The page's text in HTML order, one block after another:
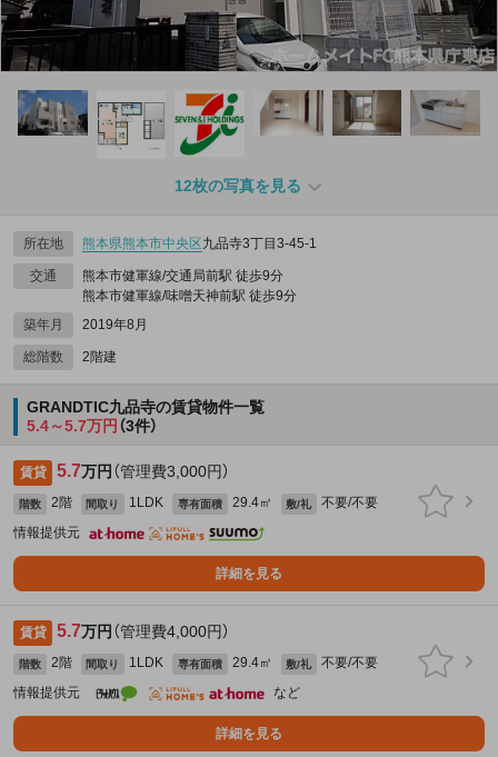
12枚の写真を見る
所在地 熊本県熊本市中央区九品寺3丁目3-45‐1
交通
熊本市健軍線/交通局前駅 徒歩9分
熊本市健軍線/味噌天神前駅 徒歩9分
築年月
2019年8月
総階数 2階建
GRANDTIC九品寺の賃貸物件一覧
5.4～5.7万円 （3件）
賃貸 5.7万円 （管理費3,000円）
階数 2階 間取り 1LDK 専有面積 29.4㎡ 敷/礼
不要/不要
情報提供元
詳細を見る
賃貸 5.7万円 （管理費4,000円）
階数 2階 間取り 1LDK 専有面積 29.4㎡ 敷/礼
不要/不要
情報提供元
など
詳細を見る